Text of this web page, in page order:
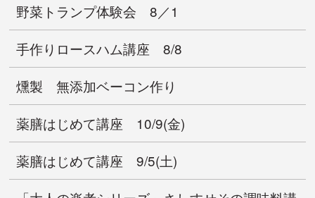
野菜トランプ体験会 8／1
手作りロースハム講座 8/8
燻製 無添加ベーコン作り
薬膳はじめて講座 10/9(金)
薬膳はじめて講座 9/5(土)